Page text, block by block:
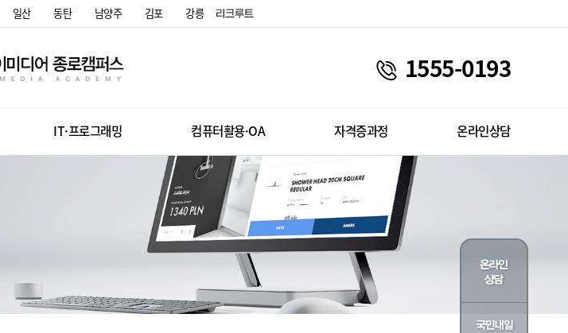
일산 동탄 남양주 김포 강릉
1555-0193
IT·프로그래밍 컴퓨터활용·OA 자격증과정 온라인상담